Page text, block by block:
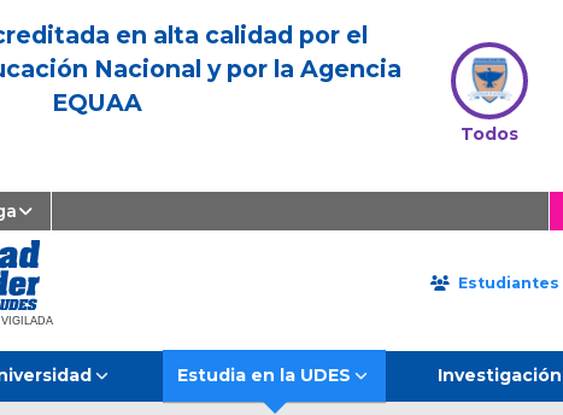
en alta calidad por el
Nacional y por la Agencia
EQUAA
Todos
Estudiantes
Estudia en la UDES Investigación